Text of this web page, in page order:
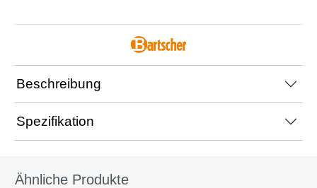
Beschreibung
Spezifikation
Ähnliche Produkte